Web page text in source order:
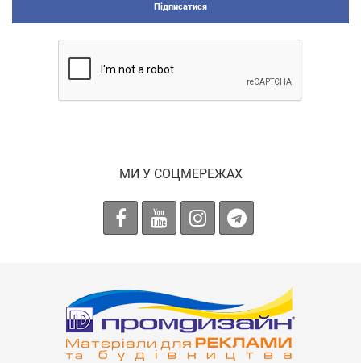
Підписатися
МИ У СОЦМЕРЕЖАХ